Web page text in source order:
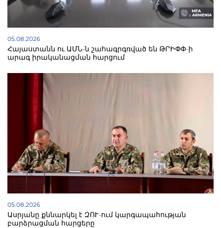
05.08.2026
Հայաստանն ու ԱՄՆ-ն շահագրգռված են ԹՐԻՓՓ-ի
արագ իրականացման հարցում
05.08.2026
Ասրյանը քննարկել է ԶՈՒ-ում կարգապահության
բարձրացման հարցերը